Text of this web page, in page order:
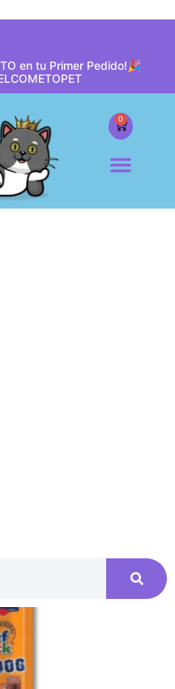
en tu Primer Pedido!🎉
0